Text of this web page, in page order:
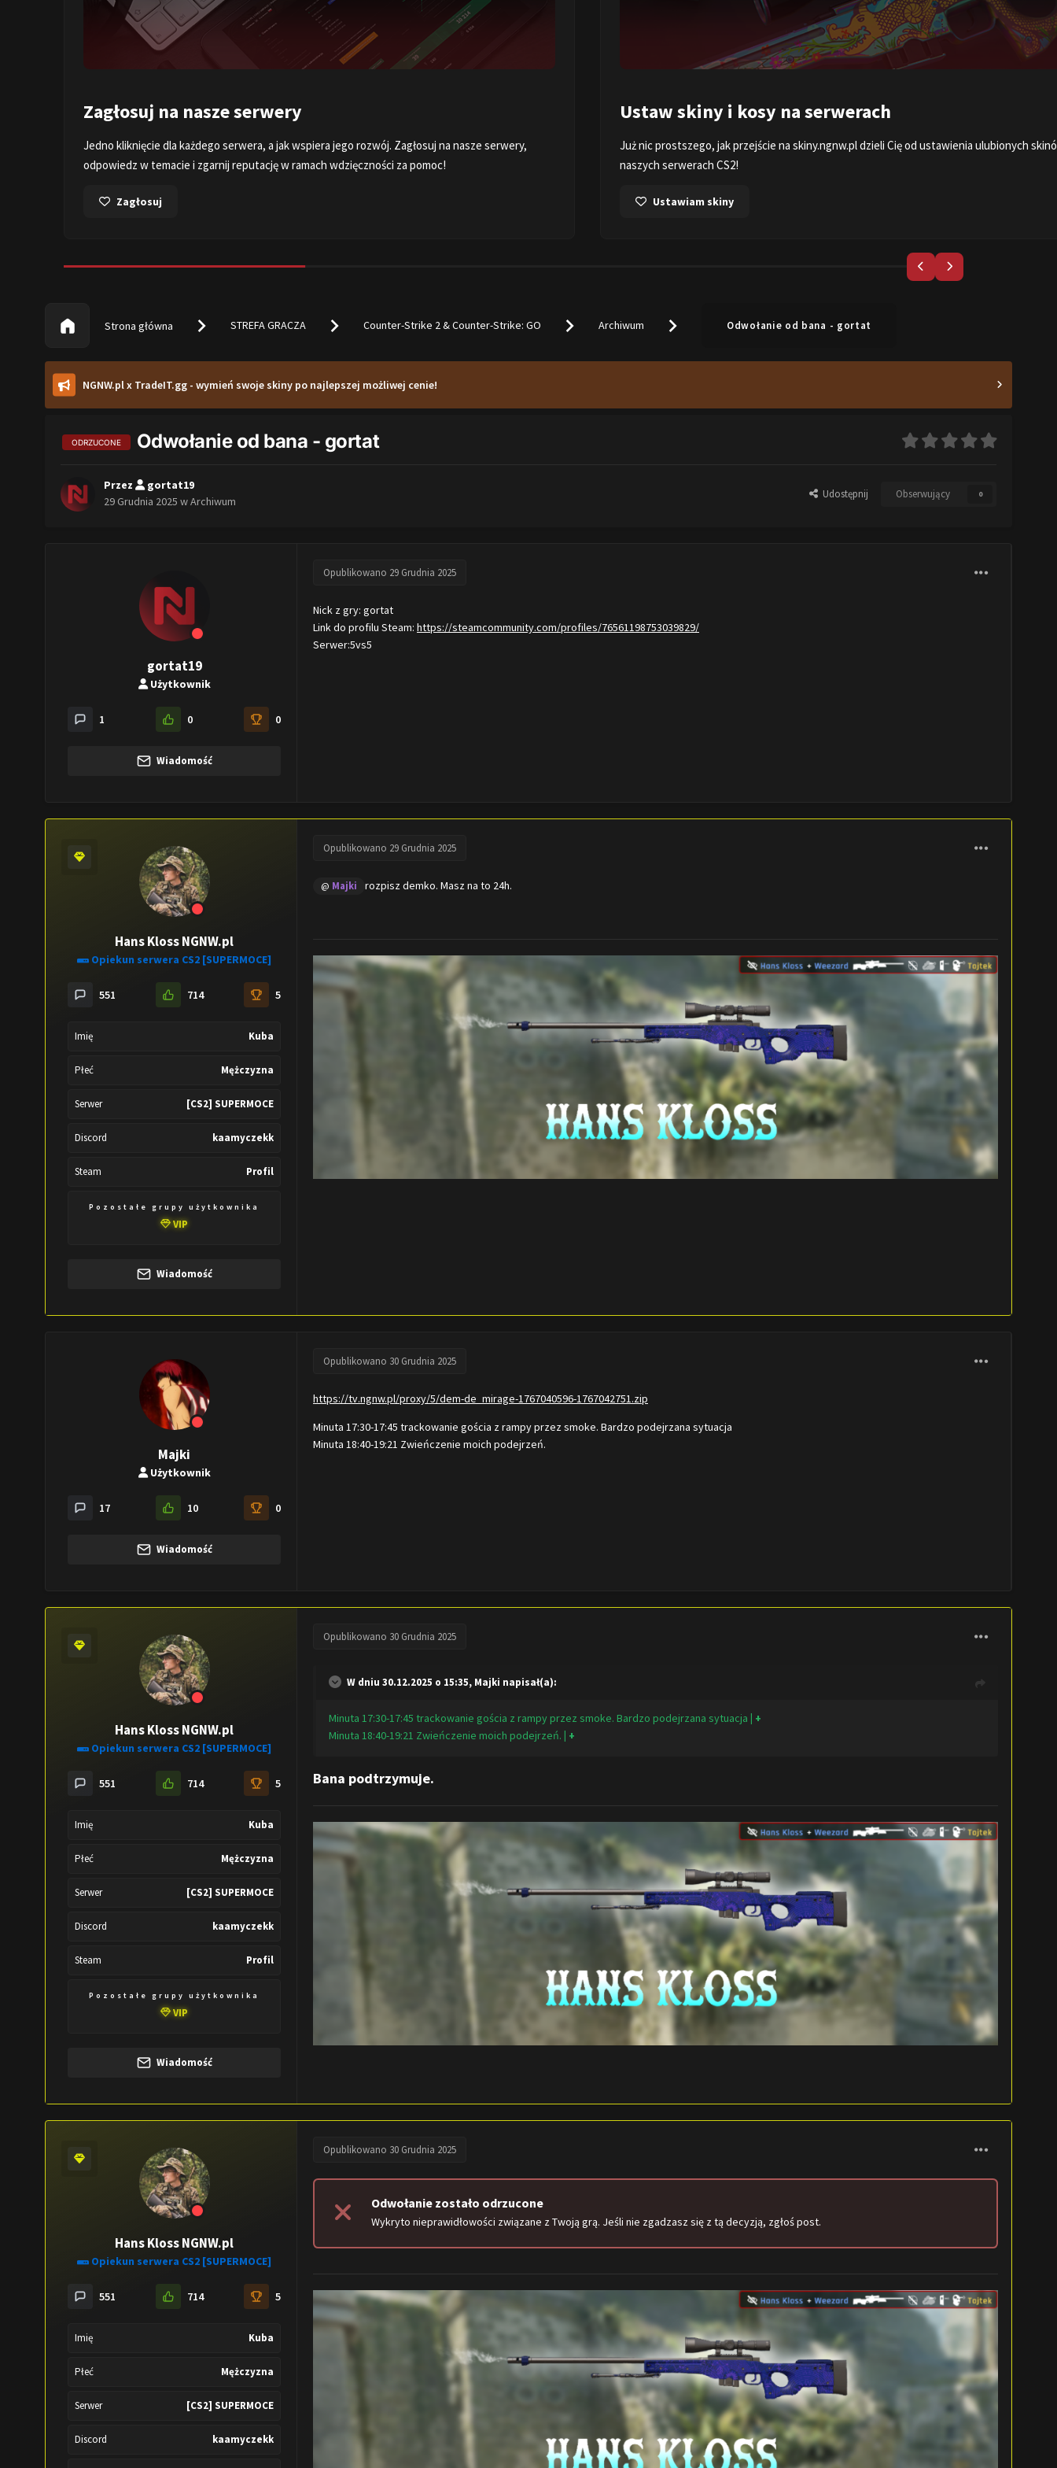
Ustaw skiny i kosy na serwerach
Już nic prostszego, jak przejście naskiny.ngnw.pldzieli Cię od ustawienia ulubionych skinów na
naszych serwerach CS2!
Ustawiam skiny
Wejdź na stronę rankingu, wybierz serwer, wpisz swój nick i zobacz, jak sobie
sprawdzając swoje statystyki.
Strona główna STREFA GRACZA Counter-Strike 2 & Counter-Strike: GO Archiwum Odwołanie od bana - gortat
NGNW.pl x TradeIT.gg - wymień swoje skiny po najlepszej możliwej cenie!
ODRZUCONE Odwołanie od bana - gortat
Przez
gortat19
29 Grudnia 2025 wArchiwum
Udostępnij Obserwujący 0
gortat19
Użytkownik
1 0 0
Wiadomość
Opublikowano 29 Grudnia 2025
Nick z gry: gortat
Link do profilu Steam: https://steamcommunity.com/profiles/76561198753039829/
Serwer:5vs5
Hans Kloss NGNW.pl
Opiekun serwera CS2 [SUPERMOCE]
551 714 5
Imię Kuba
Płeć Mężczyzna
Serwer [CS2] SUPERMOCE
Discord kaamyczekk
Steam Profil
Pozostałe grupy użytkownika
VIP
Wiadomość
Opublikowano 29 Grudnia 2025
@ Majki rozpisz demko. Masz na to 24h.
Majki
Użytkownik
17 10 0
Wiadomość
Opublikowano 30 Grudnia 2025
https://tv.ngnw.pl/proxy/5/dem-de_mirage-1767040596-1767042751.zip
Minuta 17:30-17:45 trackowanie gościa z rampy przez smoke. Bardzo podejrzana sytuacja
Minuta 18:40-19:21 Zwieńczenie moich podejrzeń.
Hans Kloss NGNW.pl
Opiekun serwera CS2 [SUPERMOCE]
551 714 5
Imię Kuba
Płeć Mężczyzna
Serwer [CS2] SUPERMOCE
Discord kaamyczekk
Steam Profil
Pozostałe grupy użytkownika
VIP
Wiadomość
Opublikowano 30 Grudnia 2025
W dniu 30.12.2025 o 15:35, Majki napisał(a):
Minuta 17:30-17:45 trackowanie gościa z rampy przez smoke. Bardzo podejrzana sytuacja | +
Minuta 18:40-19:21 Zwieńczenie moich podejrzeń. | +
Bana podtrzymuje.
Hans Kloss NGNW.pl
Opiekun serwera CS2 [SUPERMOCE]
551 714 5
Imię Kuba
Płeć Mężczyzna
Serwer [CS2] SUPERMOCE
Discord kaamyczekk
Opublikowano 30 Grudnia 2025
Odwołanie zostało odrzucone
Wykryto nieprawidłowości związane z Twoją grą. Jeśli nie zgadzasz się z tą decyzją, zgłoś post.